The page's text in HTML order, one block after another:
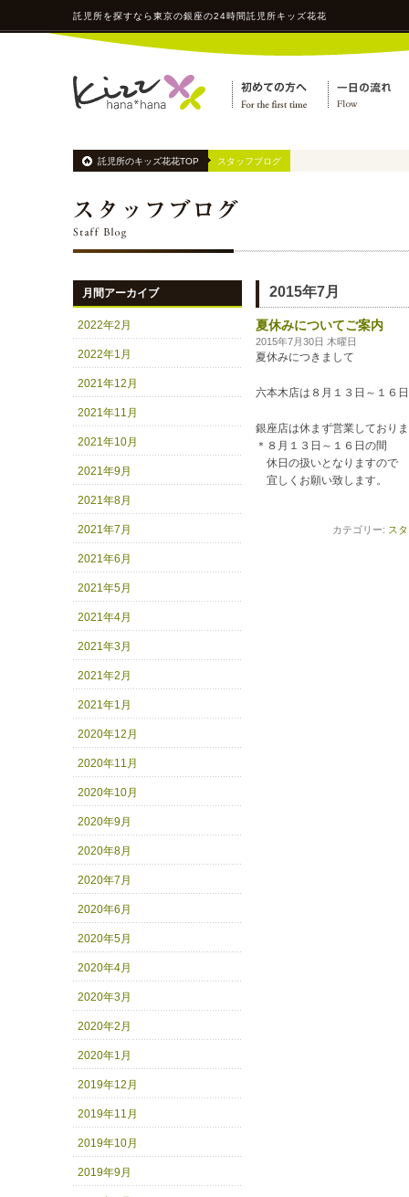
託児所を探すなら東京の銀座の24時間託児所キッズ花花
託児所のキッズ花花TOP スタッフブログ
月間アーカイブ
2022年2月
2022年1月
2021年12月
2021年11月
2021年10月
2021年9月
2021年8月
2021年7月
2021年6月
2021年5月
2021年4月
2021年3月
2021年2月
2021年1月
2020年12月
2020年11月
2020年10月
2020年9月
2020年8月
2020年7月
2020年6月
2020年5月
2020年4月
2020年3月
2020年2月
2020年1月
2019年12月
2019年11月
2019年10月
2019年9月
2015年7月
夏休みについてご案内
2015年7月30日 木曜日
夏休みにつきまして
六本木店は８月１３日～１６
銀座店は休まず営業しており
＊８月１３日～１６日の間
休日の扱いとなりますので
宜しくお願い致します。
カテゴリー: ス